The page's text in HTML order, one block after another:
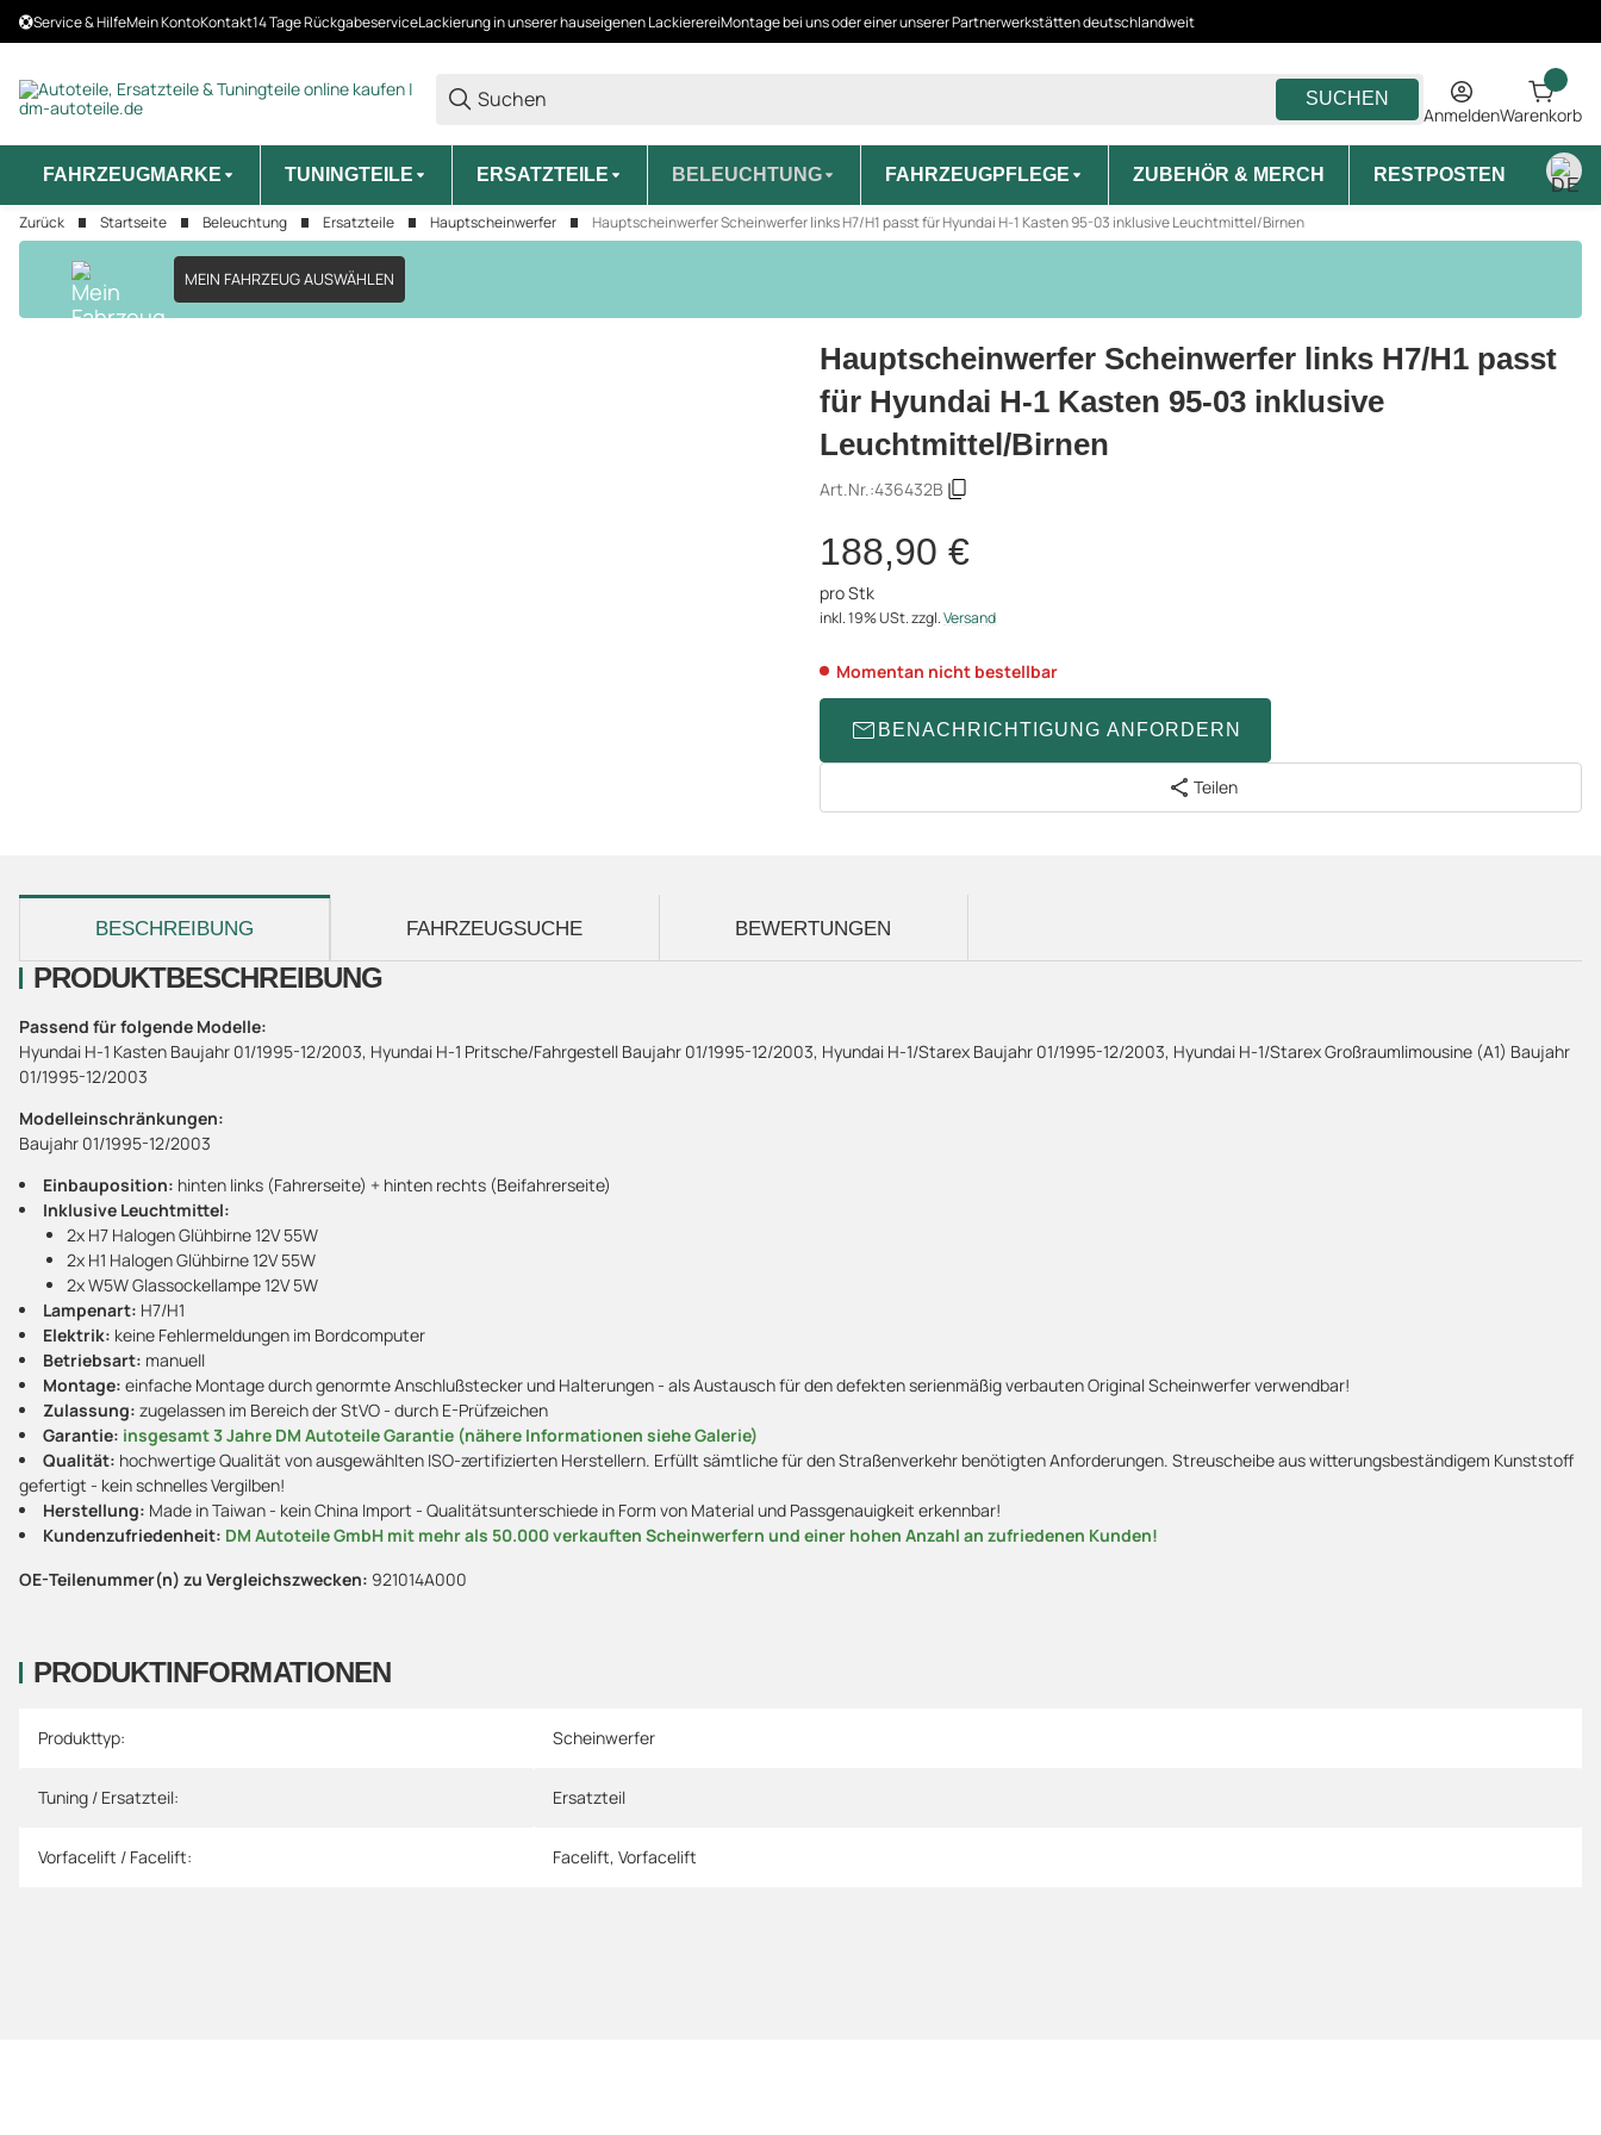
Service & HilfeMein KontoKontakt14 Tage RückgabeserviceLackierung in unserer hauseigenen LackierereiMontage bei uns oder einer unserer Partnerwerkstätten deutschlandweit
SUCHEN
AnmeldenWarenkorb
FAHRZEUGMARKE TUNINGTEILE ERSATZTEILE BELEUCHTUNG FAHRZEUGPFLEGE ZUBEHÖR & MERCH RESTPOSTEN
Zurück Startseite Beleuchtung Ersatzteile Hauptscheinwerfer Hauptscheinwerfer Scheinwerfer links H7/H1 passt für Hyundai H-1 Kasten 95-03 inklusive Leuchtmittel/Birnen
MEIN FAHRZEUG AUSWÄHLEN
Hauptscheinwerfer Scheinwerfer links H7/H1 passt
für Hyundai H-1 Kasten 95-03 inklusive
Leuchtmittel/Birnen
Art.Nr.:436432B
188,90 €
pro Stk
inkl. 19% USt.zzgl.Versand
Momentan nicht bestellbar
BENACHRICHTIGUNG ANFORDERN
Teilen
weitere Registerkarten anzeigen
BESCHREIBUNG
FAHRZEUGSUCHE BEWERTUNGEN
PRODUKTINFORMATIONEN
Produkteigenschaft
Wert
Produkttyp: Scheinwerfer
Tuning / Ersatzteil: Ersatzteil
Vorfacelift / Facelift: Facelift, Vorfacelift
PRODUKTBESCHREIBUNG
Passend für folgende Modelle:
Hyundai H-1 Kasten Baujahr 01/1995-12/2003, Hyundai H-1 Pritsche/Fahrgestell Baujahr 01/1995-12/2003, Hyundai H-1/Starex Baujahr 01/1995-12/2003, Hyundai H-1/Starex Großraumlimousine (A1) Baujahr
01/1995-12/2003
Modelleinschränkungen:
Baujahr 01/1995-12/2003
Einbauposition: hinten links (Fahrerseite) + hinten rechts (Beifahrerseite)
Inklusive Leuchtmittel:
2x H7 Halogen Glühbirne 12V 55W
2x H1 Halogen Glühbirne 12V 55W
2x W5W Glassockellampe 12V 5W
Lampenart: H7/H1
Elektrik: keine Fehlermeldungen im Bordcomputer
Betriebsart: manuell
Montage: einfache Montage durch genormte Anschlußstecker und Halterungen - als Austausch für den defekten serienmäßig verbauten Original Scheinwerfer verwendbar!
Zulassung: zugelassen im Bereich der StVO - durch E-Prüfzeichen
Garantie: insgesamt 3 Jahre DM Autoteile Garantie (nähere Informationen siehe Galerie)
Qualität: hochwertige Qualität von ausgewählten ISO-zertifizierten Herstellern. Erfüllt sämtliche für den Straßenverkehr benötigten Anforderungen. Streuscheibe aus witterungsbeständigem Kunststoff
gefertigt - kein schnelles Vergilben!
Herstellung: Made in Taiwan - kein China Import - Qualitätsunterschiede in Form von Material und Passgenauigkeit erkennbar!
Kundenzufriedenheit: DM Autoteile GmbH mit mehr als 50.000 verkauften Scheinwerfern und einer hohen Anzahl an zufriedenen Kunden!
OE-Teilenummer(n) zu Vergleichszwecken: 921014A000